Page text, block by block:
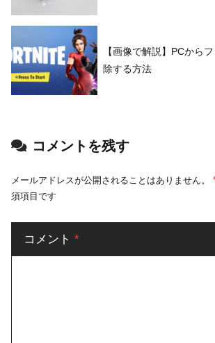
【画像で解説】PCから
除する方法
コメントを残す
メールアドレスが公開されることはありません。
須項目です
コメント *